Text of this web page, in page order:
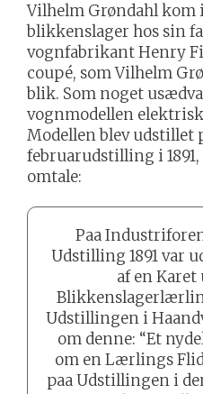
Vilhelm Grøndahl kom
blikkenslager hos sin
vognfabrikant Henry
coupé, som Vilhelm
blik. Som noget
vognmodellen
Modellen blev
februarudstilling i
omtale:
Paa
Udstilling 1891 var
af en
Udstillingen i
om denne: “Et
om en Lærlings
paa Udstillingen i